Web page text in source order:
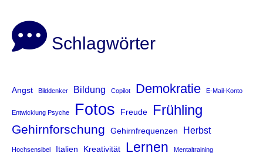
Schlagwörter
Angst Bilddenker Bildung Copilot Demokratie E-Mail-Konto
Entwicklung Psyche Fotos Freude Frühling
Gehirnforschung Gehirnfrequenzen Herbst
Hochsensibel Italien Kreativität Lernen Mentaltraining